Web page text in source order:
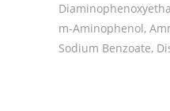
m-Aminophenol,
Sodium Benzoate,